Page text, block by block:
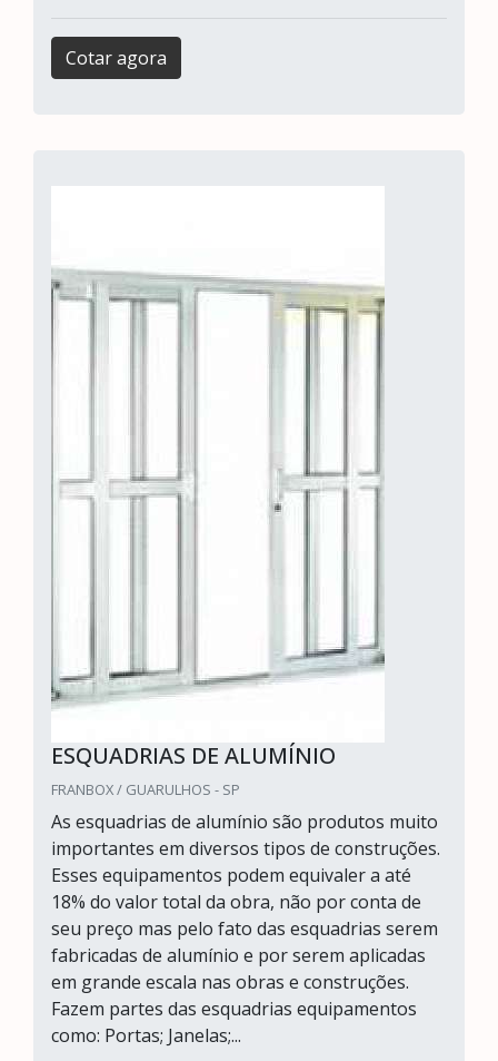
Cotar agora
ESQUADRIAS DE ALUMÍNIO
FRANBOX / GUARULHOS - SP
As esquadrias de alumínio são produtos muito
importantes em diversos tipos de construções.
Esses equipamentos podem equivaler a até
18% do valor total da obra, não por conta de
seu preço mas pelo fato das esquadrias serem
fabricadas de alumínio e por serem aplicadas
em grande escala nas obras e construções.
Fazem partes das esquadrias equipamentos
como: Portas; Janelas;...